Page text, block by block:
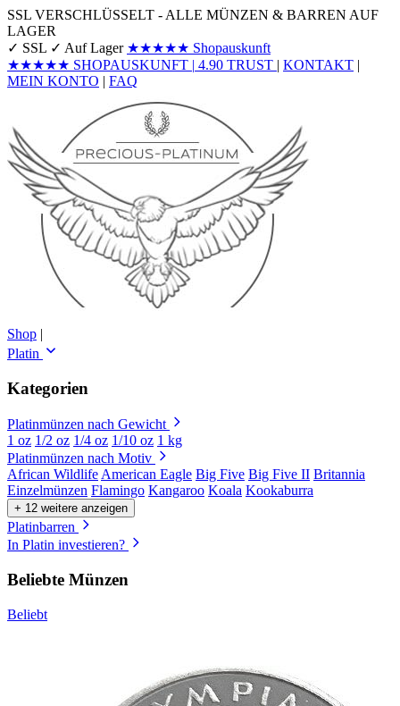
SSL VERSCHLÜSSELT - ALLE MÜNZEN & BARREN AUF
LAGER
✓ SSL ✓ Auf Lager ★★★★★ Shopauskunft
★★★★★ SHOPAUSKUNFT | 4.90 TRUST | KONTAKT |
MEIN KONTO | FAQ
Shop |
Platin
Kategorien
Platinmünzen nach Gewicht
1 oz 1/2 oz 1/4 oz 1/10 oz 1 kg
Platinmünzen nach Motiv
African WildlifeAmerican Eagle Big Five Big Five II Britannia
Einzelmünzen Flamingo Kangaroo Koala Kookaburra
+ 12 weitere anzeigen
Platinbarren
In Platin investieren?
Beliebte Münzen
Beliebt